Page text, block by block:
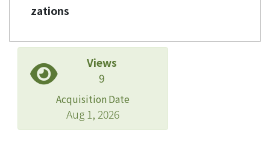
zations
Views
9
Acquisition Date
Aug 1, 2026